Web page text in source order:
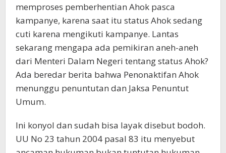
memproses pemberhentian Ahok pasca
kampanye, karena saat itu status Ahok sedang
cuti karena mengikuti kampanye. Lantas
sekarang mengapa ada pemikiran aneh-aneh
dari Menteri Dalam Negeri tentang status Ahok?
Ada beredar berita bahwa Penonaktifan Ahok
menunggu penuntutan dan Jaksa Penuntut
Umum.
Ini konyol dan sudah bisa layak disebut bodoh.
UU No 23 tahun 2004 pasal 83 itu menyebut